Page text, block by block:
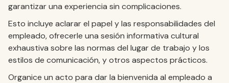
garantizar una experiencia sin complicaciones.
Esto incluye aclarar el papel y las responsabilidades del
empleado, ofrecerle una sesión informativa cultural
exhaustiva sobre las normas del lugar de trabajo y los
estilos de comunicación, y otros aspectos prácticos.
Organice un acto para dar la bienvenida al empleado a